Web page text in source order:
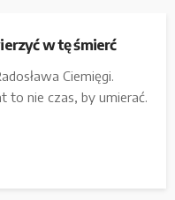
w tę śmierć
Ciemięgi.
to nie czas, by umierać.